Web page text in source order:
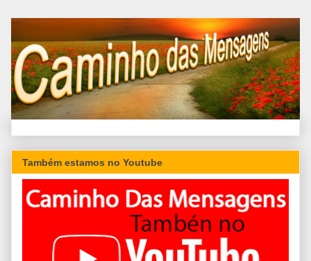
Também estamos no Youtube